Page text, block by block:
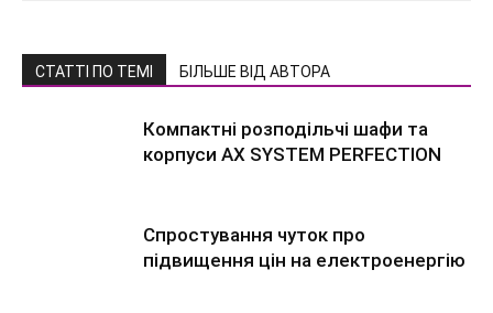
СТАТТІ ПО ТЕМІ БІЛЬШЕ ВІД АВТОРА
Компактні розподільчі шафи та
корпуси AX SYSTEM PERFECTION
Спростування чуток про
підвищення цін на електроенергію